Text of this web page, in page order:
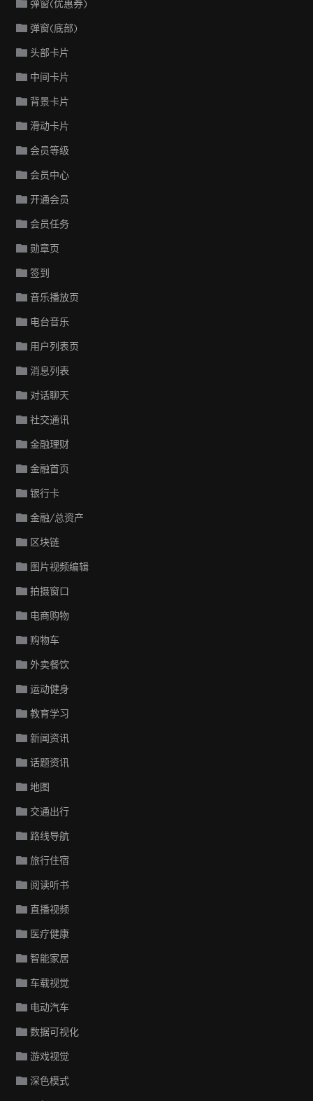
弹窗(优惠券)
弹窗(底部)
头部卡片
中间卡片
背景卡片
滑动卡片
会员等级
会员中心
开通会员
会员任务
勋章页
签到
音乐播放页
电台音乐
用户列表页
消息列表
对话聊天
社交通讯
金融理财
金融首页
银行卡
金融/总资产
区块链
图片视频编辑
拍摄窗口
电商购物
购物车
外卖餐饮
运动健身
教育学习
新闻资讯
话题资讯
地图
交通出行
路线导航
旅行住宿
阅读听书
直播视频
医疗健康
智能家居
车载视觉
电动汽车
数据可视化
游戏视觉
深色模式